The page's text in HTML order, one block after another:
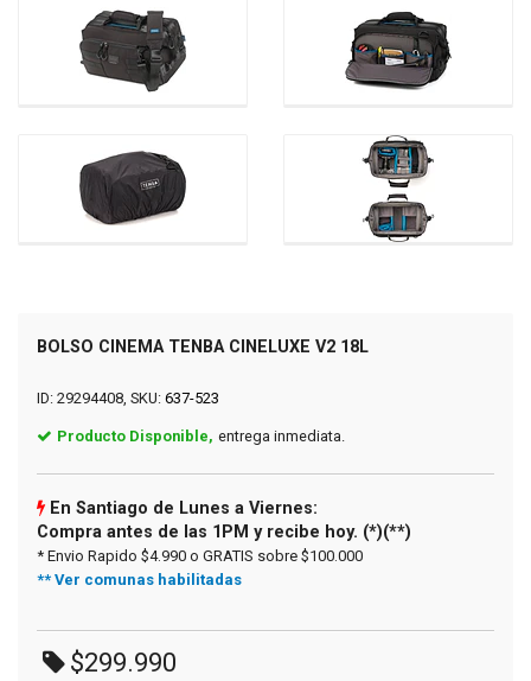
BOLSO CINEMA TENBA CINELUXE V2 18L
ID: 29294408, SKU: 637-523
Producto Disponible, entrega inmediata.
En Santiago de Lunes a Viernes:
Compra antes de las 1PM y recibe hoy. (*)(**)
* Envio Rapido $4.990 o GRATIS sobre $100.000
** Ver comunas habilitadas
$299.990